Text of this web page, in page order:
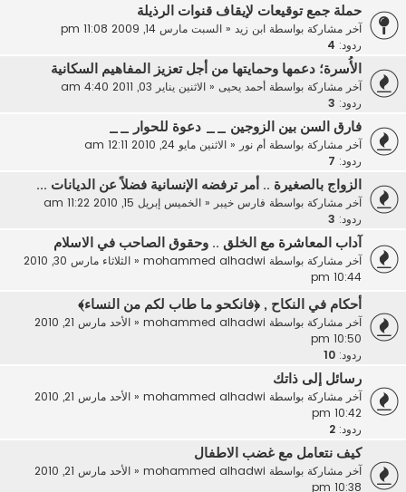
حملة جمع توقيعات لإيقاف قنوات الرذيلة
آخر مشاركة بواسطة ابن زيد« السبت مارس 14, 2009 11:08 pm
ردود: 4
الأُسرة؛ دعمها وحمايتها من أجل تعزيز المفاهيم السكانية
آخر مشاركة بواسطة أحمد يحيى « الاثنين يناير 03, 2011 4:40 am
ردود: 3
فارق السن بين الزوجين __ دعوة للحوار __
آخر مشاركة بواسطة أم نور« الاثنين مايو 24, 2010 12:11 am
ردود: 7
الزواج بالصغيرة .. أمر ترفضه الإنسانية فضلاً عن الديانات ...
آخر مشاركة بواسطة فارس خيبر« الخميس إبريل 15, 2010 11:22 am
ردود: 3
آداب المعاشرة مع الخلق .. وحقوق الصاحب في الاسلام
آخر مشاركة بواسطة mohammed alhadwi
«
الثلاثاء مارس 30, 2010
10:44 pm
أحكام في النكاح , ﴿فانكحو ما طاب لكم من النساء﴾
آخر مشاركة بواسطة mohammed alhadwi
«
الأحد مارس 21, 2010
10:50 pm
ردود: 10
رسائل إلى ذاتك
آخر مشاركة بواسطة mohammed alhadwi
«
الأحد مارس 21, 2010
10:42 pm
ردود: 2
كيف نتعامل مع غضب الاطفال
آخر مشاركة بواسطة mohammed alhadwi
«
الأحد مارس 21, 2010
10:38 pm